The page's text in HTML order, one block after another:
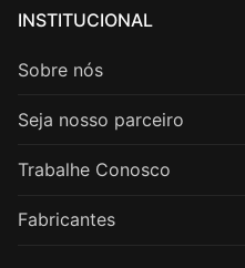
INSTITUCIONAL
Sobre nós
Seja nosso parceiro
Trabalhe Conosco
Fabricantes